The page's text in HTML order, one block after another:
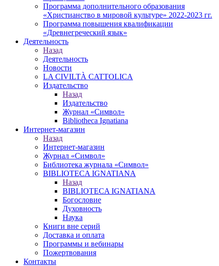
Программа дополнительного образования
«Христианство в мировой культуре» 2022-2023 гг.
Программа повышения квалификации
«Древнегреческий язык»
Деятельность
Назад
Деятельность
Новости
LA CIVILTÀ CATTOLICA
Издательство
Назад
Издательство
Журнал «Символ»
Bibliotheca Ignatiana
Интернет-магазин
Назад
Интернет-магазин
Журнал «Символ»
Библиотека журнала «Символ»
BIBLIOTECA IGNATIANA
Назад
BIBLIOTECA IGNATIANA
Богословие
Духовность
Наука
Книги вне серий
Доставка и оплата
Программы и вебинары
Пожертвования
Контакты